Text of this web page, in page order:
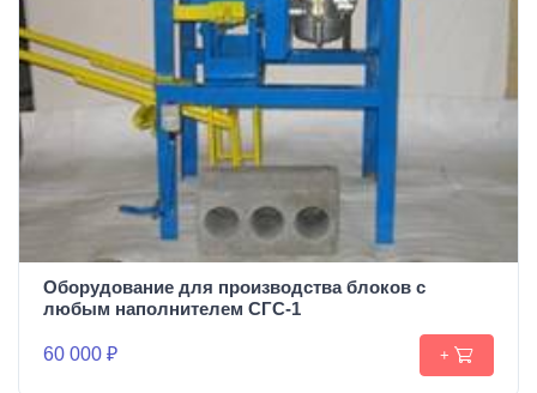
Оборудование для производства блоков c
любым наполнителем СГС-1
60 000 ₽ +